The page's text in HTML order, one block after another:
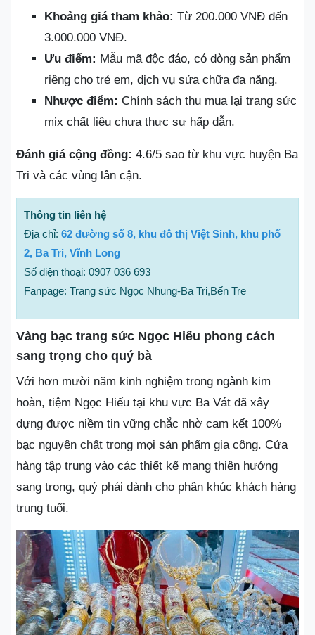
Khoảng giá tham khảo: Từ 200.000 VNĐ đến
3.000.000 VNĐ.
Ưu điểm: Mẫu mã độc đáo, có dòng sản phẩm
riêng cho trẻ em, dịch vụ sửa chữa đa năng.
Nhược điểm: Chính sách thu mua lại trang sức
mix chất liệu chưa thực sự hấp dẫn.
Đánh giá cộng đồng: 4.6/5 sao từ khu vực huyện Ba
Tri và các vùng lân cận.
Thông tin liên hệ
Địa chỉ: 62 đường số 8, khu đô thị Việt Sinh, khu phố
2, Ba Tri, Vĩnh Long
Số điện thoại: 0907 036 693
Fanpage: Trang sức Ngọc Nhung-Ba Tri,Bến Tre
Vàng bạc trang sức Ngọc Hiếu phong cách
sang trọng cho quý bà
Với hơn mười năm kinh nghiệm trong ngành kim
hoàn, tiệm Ngọc Hiếu tại khu vực Ba Vát đã xây
dựng được niềm tin vững chắc nhờ cam kết 100%
bạc nguyên chất trong mọi sản phẩm gia công. Cửa
hàng tập trung vào các thiết kế mang thiên hướng
sang trọng, quý phái dành cho phân khúc khách hàng
trung tuổi.